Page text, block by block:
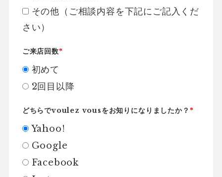
その他（ご相談内容を下記にご記入くだ
さい）
ご来店回数*
初めて
2回目以降
どちらでvoulez vousをお知りになりましたか？ *
Yahoo!
Google
Facebook